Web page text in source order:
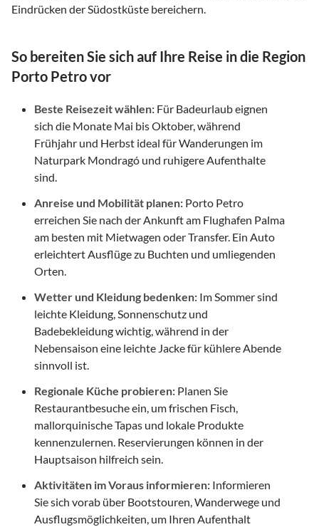
Eindrücken der Südostküste bereichern.
So bereiten Sie sich auf Ihre Reise in die Region
Porto Petro vor
Beste Reisezeit wählen: Für Badeurlaub eignen
sich die Monate Mai bis Oktober, während
Frühjahr und Herbst ideal für Wanderungen im
Naturpark Mondragó und ruhigere Aufenthalte
sind.
Anreise und Mobilität planen: Porto Petro
erreichen Sie nach der Ankunft am Flughafen Palma
am besten mit Mietwagen oder Transfer. Ein Auto
erleichtert Ausflüge zu Buchten und umliegenden
Orten.
Wetter und Kleidung bedenken: Im Sommer sind
leichte Kleidung, Sonnenschutz und
Badebekleidung wichtig, während in der
Nebensaison eine leichte Jacke für kühlere Abende
sinnvoll ist.
Regionale Küche probieren: Planen Sie
Restaurantbesuche ein, um frischen Fisch,
mallorquinische Tapas und lokale Produkte
kennenzulernen. Reservierungen können in der
Hauptsaison hilfreich sein.
Aktivitäten im Voraus informieren: Informieren
Sie sich vorab über Bootstouren, Wanderwege und
Ausflugsmöglichkeiten, um Ihren Aufenthalt